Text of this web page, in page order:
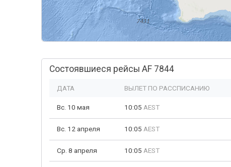
Состоявшиеся рейсы AF 7844
ДАТА ВЫЛЕТ ПО РАССПИСАНИЮ
Вс. 10 мая 10:05 AEST
Вс. 12 апреля 10:05 AEST
Ср. 8 апреля 10:05 AEST